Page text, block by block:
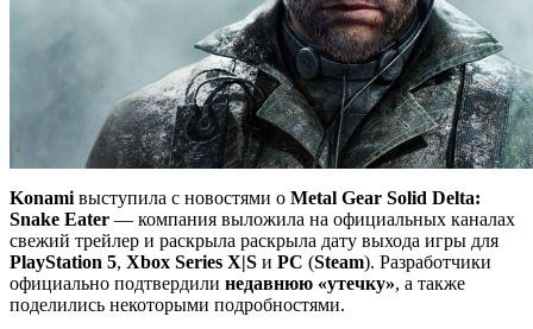
Konami выступила с новостями о Metal Gear Solid Delta:
Snake Eater — компания выложила на официальных каналах
свежий трейлер и раскрыла раскрыла дату выхода игры для
PlayStation 5, Xbox Series X|S и PC (Steam). Разработчики
официально подтвердили недавнюю «утечку», а также
поделились некоторыми подробностями.